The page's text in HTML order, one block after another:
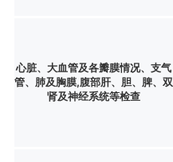
心脏、大血管及各瓣膜情况、支气
管、肺及胸膜,腹部肝、胆、脾、双
肾及神经系统等检查